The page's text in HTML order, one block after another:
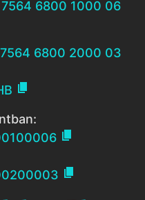
6800 1000 06
6800 2000 03


